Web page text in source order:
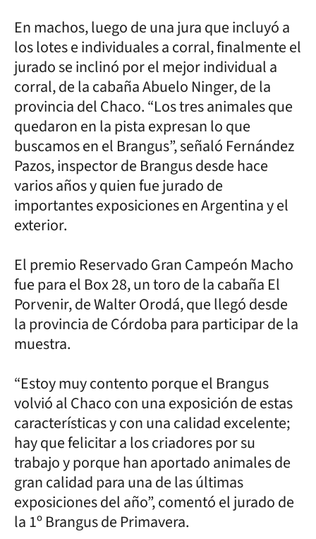
En machos, luego de una jura que incluyó a
los lotes e individuales a corral, finalmente el
jurado se inclinó por el mejor individual a
corral, de la cabaña Abuelo Ninger, de la
provincia del Chaco. “Los tres animales que
quedaron en la pista expresan lo que
buscamos en el Brangus”, señaló Fernández
Pazos, inspector de Brangus desde hace
varios años y quien fue jurado de
importantes exposiciones en Argentina y el
exterior.
El premio Reservado Gran Campeón Macho
fue para el Box 28, un toro de la cabaña El
Porvenir, de Walter Orodá, que llegó desde
la provincia de Córdoba para participar de la
muestra.
“Estoy muy contento porque el Brangus
volvió al Chaco con una exposición de estas
características y con una calidad excelente;
hay que felicitar a los criadores por su
trabajo y porque han aportado animales de
gran calidad para una de las últimas
exposiciones del año”, comentó el jurado de
la 1º Brangus de Primavera.